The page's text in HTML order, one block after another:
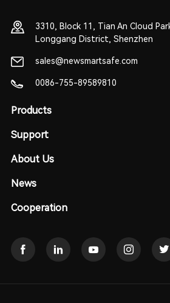
3310, Block 11, Tian An Cloud
Longgang District, Shenzhen
sales@newsmartsafe.com
0086-755-89589810
Products
Support
About Us
News
Cooperation